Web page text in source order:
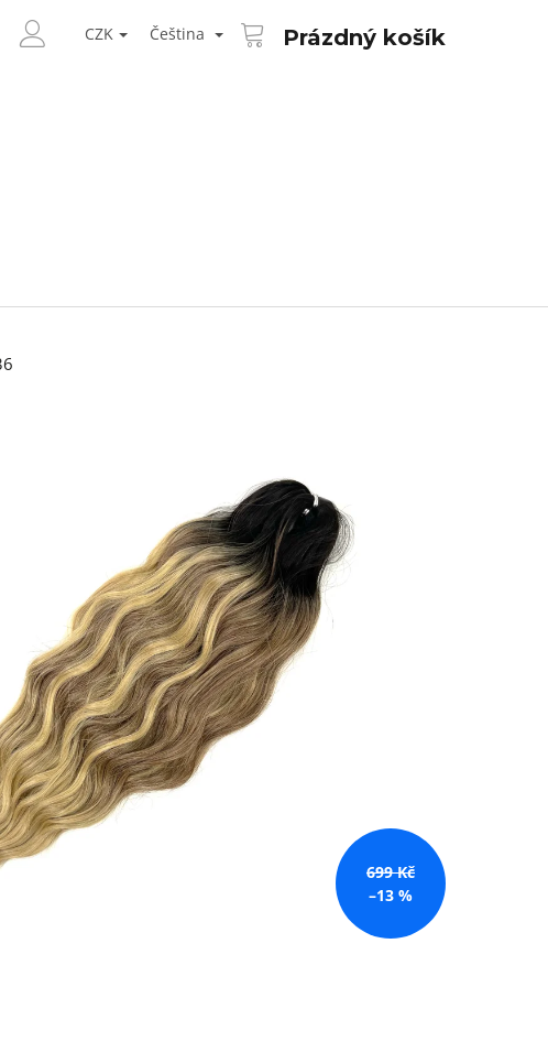
CZK Čeština NÁKUPNÍ
KOŠÍK
Prázdný košík
699 Kč
–13 %